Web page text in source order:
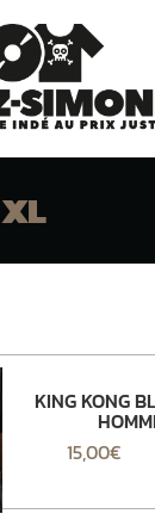
XL
KING KONG
15,00€